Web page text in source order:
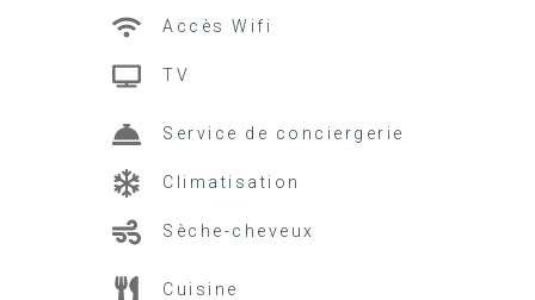
Accès Wifi
TV
Service de conciergerie
Climatisation
Sèche-cheveux
Cuisine